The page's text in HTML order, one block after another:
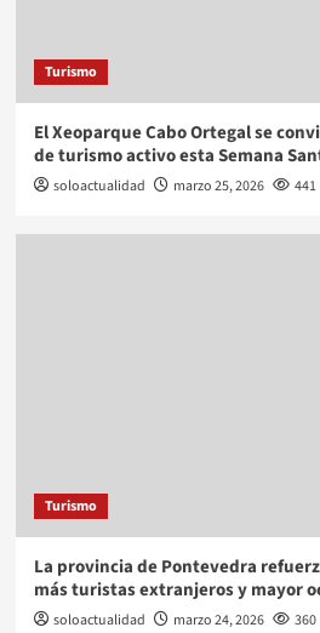
Turismo
El Xeoparque Cabo Ortegal se
de turismo activo esta Semana
soloactualidad marzo 25, 2026 441
Turismo
La provincia de Pontevedra
más turistas extranjeros y mayor
soloactualidad marzo 24, 2026 360